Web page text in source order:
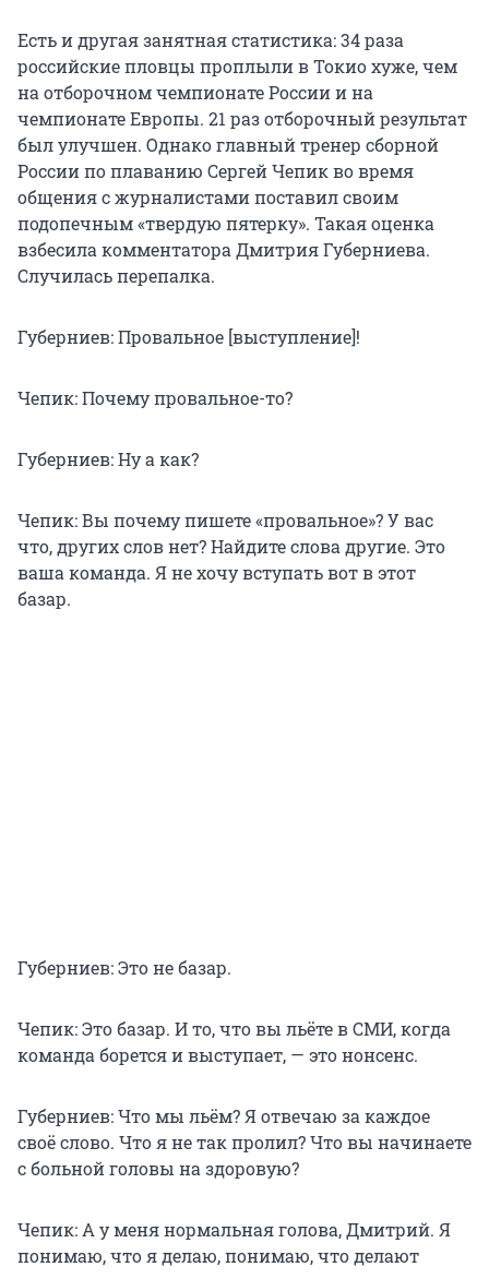
Есть и другая занятная статистика: 34 раза
российские пловцы проплыли в Токио хуже, чем
на отборочном чемпионате России и на
чемпионате Европы. 21 раз отборочный результат
был улучшен. Однако главный тренер сборной
России по плаванию Сергей Чепик во время
общения с журналистами поставил своим
подопечным «твердую пятерку». Такая оценка
взбесила комментатора Дмитрия Губерниева.
Случилась перепалка.
Губерниев: Провальное [выступление]!
Чепик: Почему провальное-то?
Губерниев: Ну а как?
Чепик: Вы почему пишете «провальное»? У вас
что, других слов нет? Найдите слова другие. Это
ваша команда. Я не хочу вступать вот в этот
базар.
Губерниев: Это не базар.
Чепик: Это базар. И то, что вы льёте в СМИ, когда
команда борется и выступает, — это нонсенс.
Губерниев: Что мы льём? Я отвечаю за каждое
своё слово. Что я не так пролил? Что вы начинаете
с больной головы на здоровую?
Чепик: А у меня нормальная голова, Дмитрий. Я
понимаю, что я делаю, понимаю, что делают